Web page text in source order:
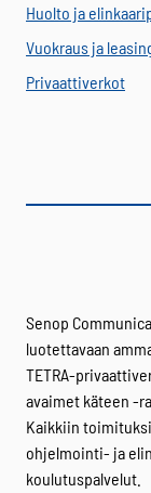
Huolto ja
Vuokraus ja
Privaattiverkot
Senop
luotettavaan
TETRA-
avaimet käteen -
Kaikkiin
ohjelmointi- ja
koulutuspalvelut.